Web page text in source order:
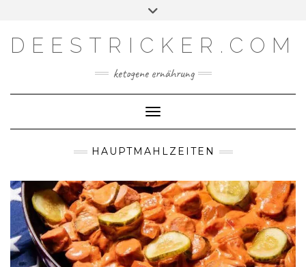
content
FacebookInstagram
DEESTRICKER.COM
ketogene ernährung
Toggle Navigation
HAUPTMAHLZEITEN